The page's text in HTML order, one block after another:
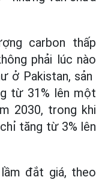
carbon thấp
phải lúc nào
ở Pakistan, sản
từ 31% lên một
2030, trong khi
tăng từ 3% lên
đắt giá, theo